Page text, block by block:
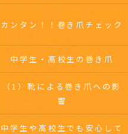
カンタン！！巻き爪チェック
中学生・高校生の巻き爪
（1）靴による巻き爪への影
響
中学生や高校生でも安心して